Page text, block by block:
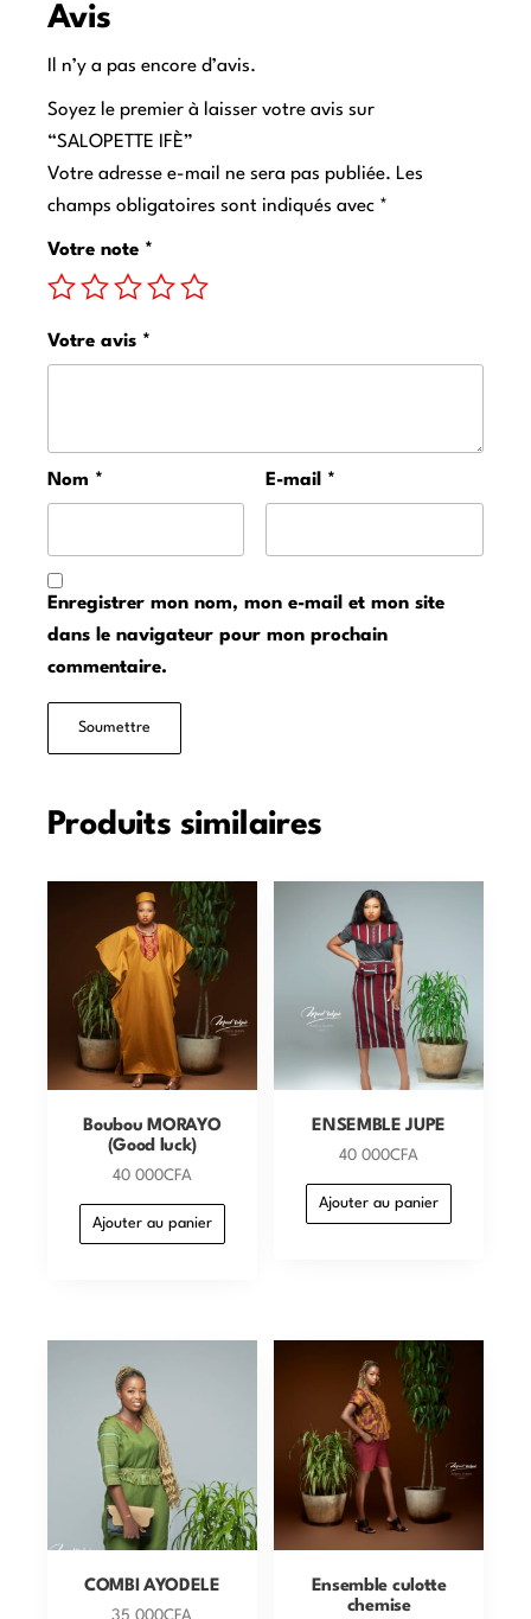
Avis
Il n’y a pas encore d’avis.
Soyez le premier à laisser votre avis sur
“SALOPETTE IFÈ”
Votre adresse e-mail ne sera pas publiée. Les
champs obligatoires sont indiqués avec *
Votre note *
Votre avis *
Nom * E-mail *
Enregistrer mon nom, mon e-mail et mon site
dans le navigateur pour mon prochain
commentaire.
Produits similaires
Boubou MORAYO
(Good luck)
40 000CFA
Ajouter au panier
ENSEMBLE JUPE
40 000CFA
Ajouter au panier
COMBI AYODELE
35 000CFA
Ensemble culotte
chemise